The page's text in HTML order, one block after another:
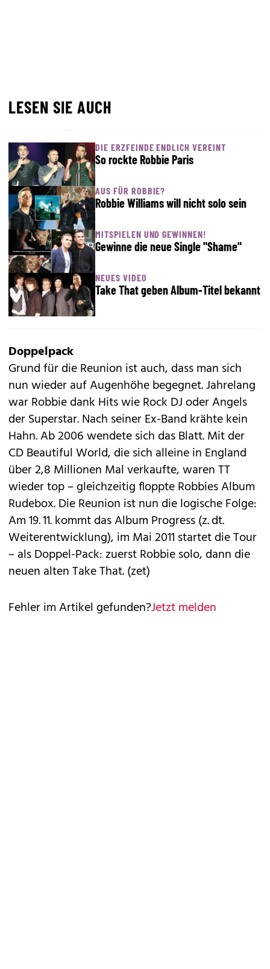
LESEN SIE AUCH
DIE ERZFEINDE ENDLICH VEREINT
So rockte Robbie Paris
AUS FÜR ROBBIE?
Robbie Williams will nicht solo sein
MITSPIELEN UND GEWINNEN!
Gewinne die neue Single "Shame"
NEUES VIDEO
Take That geben Album-Titel bekannt
Doppelpack
Grund für die Reunion ist auch, dass man sich
nun wieder auf Augenhöhe begegnet. Jahrelang
war Robbie dank Hits wie Rock DJ oder Angels
der Superstar. Nach seiner Ex-Band krähte kein
Hahn. Ab 2006 wendete sich das Blatt. Mit der
CD Beautiful World, die sich alleine in England
über 2,8 Millionen Mal verkaufte, waren TT
wieder top – gleichzeitig floppte Robbies Album
Rudebox. Die Reunion ist nun die logische Folge:
Am 19. 11. kommt das Album Progress (z. dt.
Weiterentwicklung), im Mai 2011 startet die Tour
– als Doppel-Pack: zuerst Robbie solo, dann die
neuen alten Take That. (zet)
Fehler im Artikel gefunden?Jetzt melden